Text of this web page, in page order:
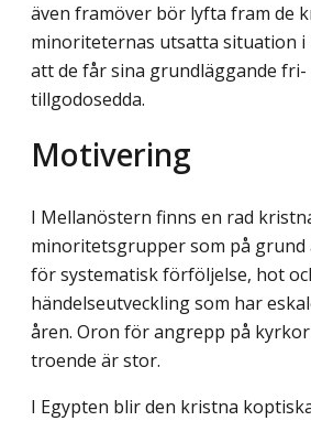
även framöver bör lyfta fram de
minoriteternas utsatta situation i
att de får sina grundläggande
tillgodosedda.
Motivering
I Mellanöstern finns en rad
minoritetsgrupper som på grund
för systematisk förföljelse, hot
händelseutveckling som har
åren. Oron för angrepp på
troende är stor.
I Egypten blir den kristna